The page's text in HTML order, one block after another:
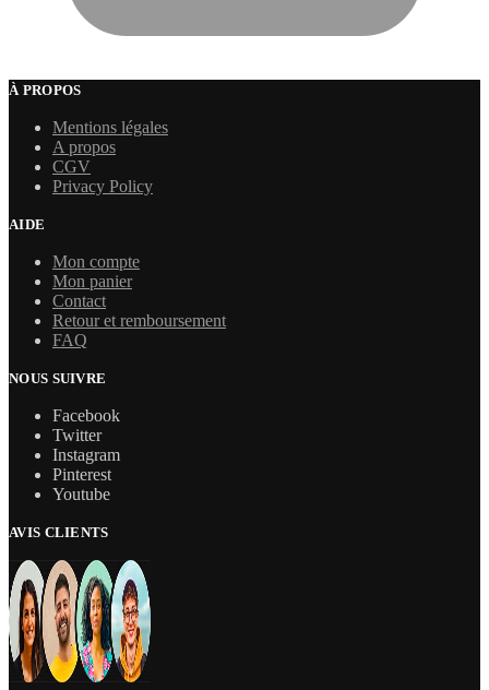
À PROPOS
Mentions légales
A propos
CGV
Privacy Policy
AIDE
Mon compte
Mon panier
Contact
Retour et remboursement
FAQ
NOUS SUIVRE
Facebook
Twitter
Instagram
Pinterest
Youtube
AVIS CLIENTS